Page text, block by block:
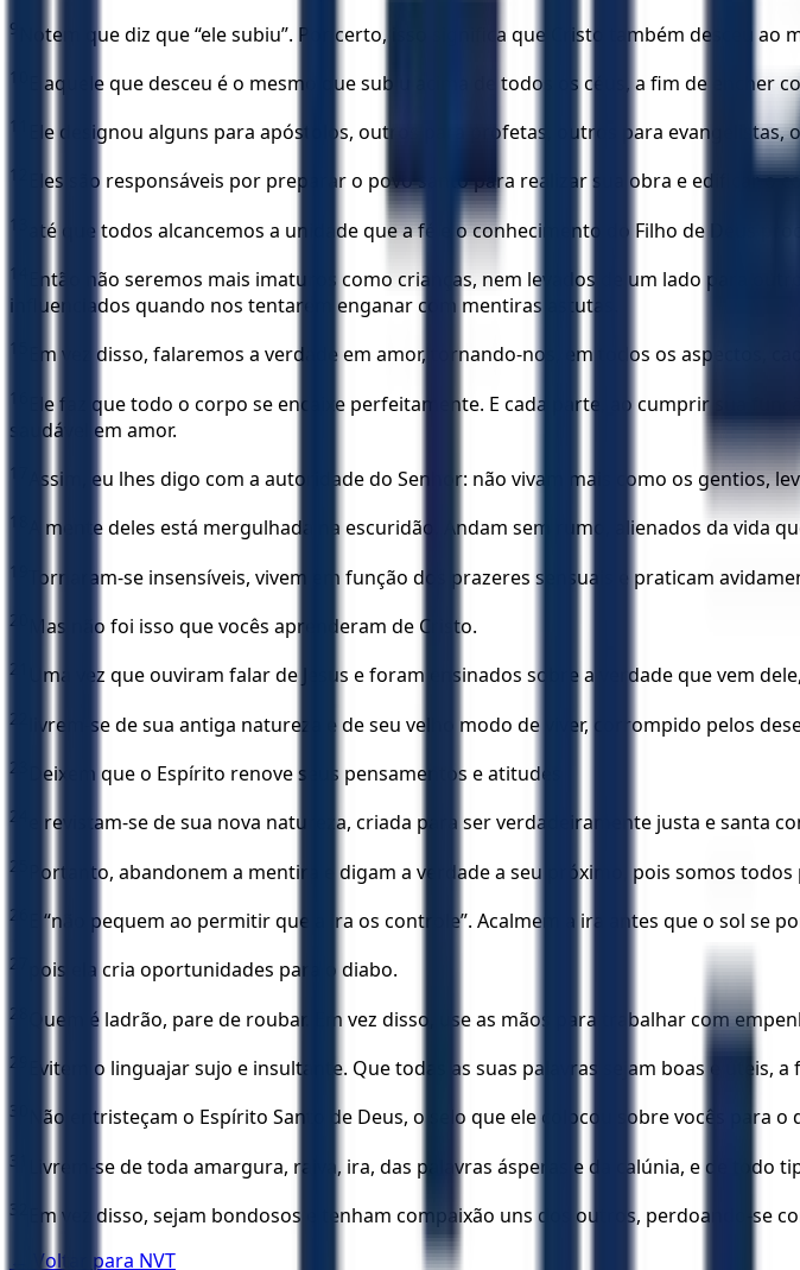
9 Notem que diz que “ele subiu”. Por certo, isso significa que Cristo também desceu ao
10 E aquele que desceu é o mesmo que subiu acima de todos os céus, a fim de encher
11 Ele designou alguns para apóstolos, outros para profetas, outros para evangelistas,
12 Eles são responsáveis por preparar o povo santo para realizar sua obra e edificar o
13 até que todos alcancemos a unidade que a fé e o conhecimento do Filho de Deus
14
Então não seremos mais imaturos como crianças, nem levados de um lado para
influenciados quando nos tentarem enganar com mentiras astutas.
15 Em vez disso, falaremos a verdade em amor, tornando-nos, em todos os aspectos,
16
Ele faz que todo o corpo se encaixe perfeitamente. E cada parte, ao cumprir sua
saudável em amor.
17 Assim, eu lhes digo com a autoridade do Senhor: não vivam mais como os gentios,
18 A mente deles está mergulhada na escuridão. Andam sem rumo, alienados da vida
19 Tornaram-se insensíveis, vivem em função dos prazeres sensuais e praticam
20 Mas não foi isso que vocês aprenderam de Cristo.
21 Uma vez que ouviram falar de Jesus e foram ensinados sobre a verdade que vem dele,
22 livrem-se de sua antiga natureza e de seu velho modo de viver, corrompido pelos
23 Deixem que o Espírito renove seus pensamentos e atitudes
24 e revistam-se de sua nova natureza, criada para ser verdadeiramente justa e santa
25 Portanto, abandonem a mentira e digam a verdade a seu próximo, pois somos
26 E “não pequem ao permitir que a ira os controle”. Acalmem a ira antes que o sol se
27 pois ela cria oportunidades para o diabo.
28 Quem é ladrão, pare de roubar. Em vez disso, use as mãos para trabalhar com
29 Evitem o linguajar sujo e insultante. Que todas as suas palavras sejam boas e úteis,
30 Não entristeçam o Espírito Santo de Deus, o selo que ele colocou sobre vocês para
31 Livrem-se de toda amargura, raiva, ira, das palavras ásperas e da calúnia, e de todo
32
Em vez disso, sejam bondosos e tenham compaixão uns dos outros, perdoando-se
← Voltar para NVT